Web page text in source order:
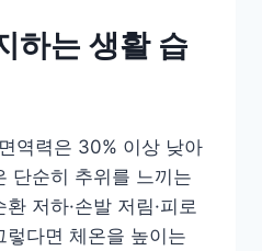
하는 생활 습
역력은 30% 이상 낮아
단순히 추위를 느끼는
저하·손발 저림·피로
다면 체온을 높이는